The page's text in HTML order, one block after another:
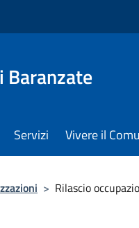
Baranzate
Servizi Vivere il
> Rilascio